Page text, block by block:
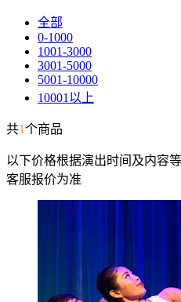
全部
0-1000
1001-3000
3001-5000
5001-10000
10001以上
共1个商品
以下价格根据演出时间及内容
客服报价为准